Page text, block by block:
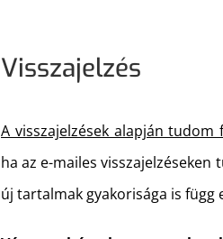
Visszajelzés
A visszajelzések alapján
ha az e-mailes
új tartalmak gyakorisága is függ